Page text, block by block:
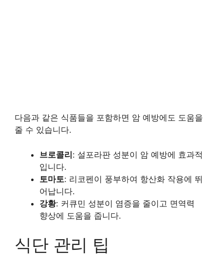
다음과 같은 식품들을 포함하면 암 예방에도 도움을
줄 수 있습니다.
브로콜리: 설포라판 성분이 암 예방에 효과적
입니다.
토마토: 리코펜이 풍부하여 항산화 작용에 뛰
어납니다.
강황: 커큐민 성분이 염증을 줄이고 면역력
향상에 도움을 줍니다.
식단 관리 팁